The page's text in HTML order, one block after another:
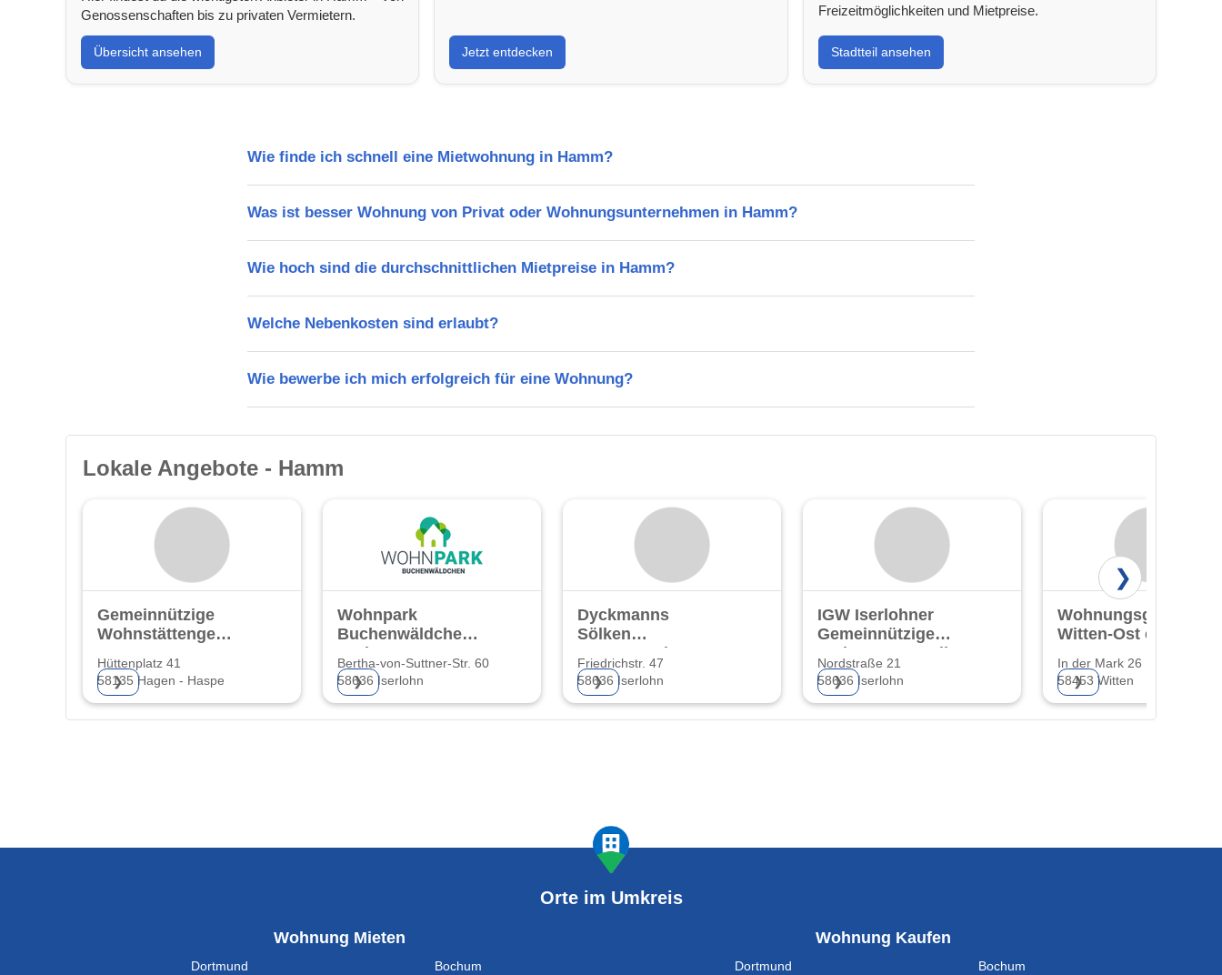
Genossenschaften bis zu privaten Vermietern.
Übersicht ansehen Jetzt entdecken
Freizeitmöglichkeiten und Mietpreise.
Stadtteil ansehen
Wie finde ich schnell eine Mietwohnung in Hamm?
Was ist besser Wohnung von Privat oder Wohnungsunternehmen in Hamm?
Wie hoch sind die durchschnittlichen Mietpreise in Hamm?
Welche Nebenkosten sind erlaubt?
Wie bewerbe ich mich erfolgreich für eine Wohnung?
Lokale Angebote - Hamm
Gemeinnützige
Wohnstättengenossenschaft
Hüttenplatz 41
58135 Hagen - Haspe
❯
Wohnpark
Buchenwäldchen
GmbH & Co KG
Bertha-von-Suttner-Str. 60
58636 Iserlohn
❯
Dyckmanns
Sölken
Hausverwaltung
Friedrichstr. 47
58636 Iserlohn
❯
IGW Iserlohner
Gemeinnützige
Wohnungsgesellschaft
Nordstraße 21
58636 Iserlohn
❯
Witten-Ost eG
In der Mark 26
58453 Witten
❯
❯
Orte im Umkreis
Wohnung Mieten
Dortmund Bochum
Wohnung Kaufen
Dortmund Bochum